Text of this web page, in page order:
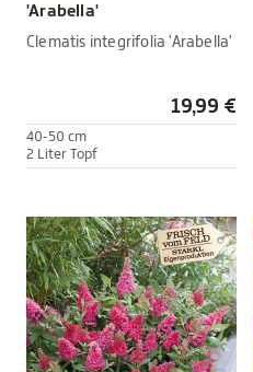
'Arabella'
Clematis integrifolia 'Arabella'
19,99 €
40-50 cm
2 Liter Topf